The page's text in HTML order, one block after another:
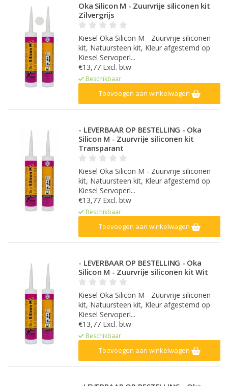
Oka Silicon M - Zuurvrije siliconen kit
Zilvergrijs
Kiesel Oka Silicon M - Zuurvrije siliconen
kit, Natuursteen kit, Kleur afgestemd op
Kiesel Servoperl...
€13,77 Excl. btw
Beschikbaar
Toevoegen aan winkelwagen
- LEVERBAAR OP BESTELLING - Oka
Silicon M - Zuurvrije siliconen kit
Transparant
Kiesel Oka Silicon M - Zuurvrije siliconen
kit, Natuursteen kit, Kleur afgestemd op
Kiesel Servoperl...
€13,77 Excl. btw
Beschikbaar
Toevoegen aan winkelwagen
- LEVERBAAR OP BESTELLING - Oka
Silicon M - Zuurvrije siliconen kit Wit
Kiesel Oka Silicon M - Zuurvrije siliconen
kit, Natuursteen kit, Kleur afgestemd op
Kiesel Servoperl...
€13,77 Excl. btw
Beschikbaar
Toevoegen aan winkelwagen